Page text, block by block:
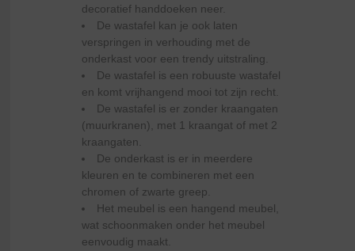
decoratief handdoeken neer.
De wastafel kan je ook laten
verspringen in verhouding met de
onderkast voor een trendy uitstraling.
De wastafel is een robuuste wastafel
en komt vrijhangend mooi tot zijn recht.
De wastafel is er zonder kraangaten
(muurkranen), met 1 kraangat of met 2
kraangaten.
De onderkast is er in meerdere
kleuren en te combineren met een
chromen of zwarte greep.
Het meubel is een hangend meubel,
wat schoonmaken onder het meubel
eenvoudig maakt.